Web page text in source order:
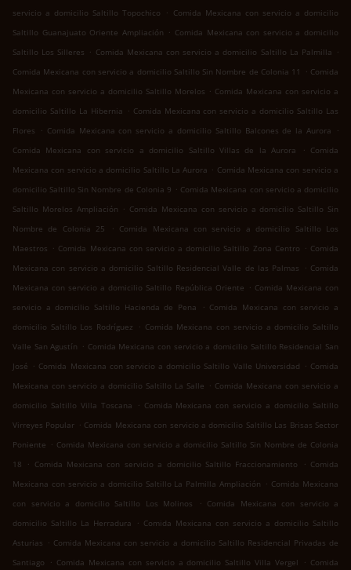
servicio a domicilio Saltillo Topochico
. Comida Mexicana con servicio a domicilio
Saltillo Guanajuato Oriente Ampliación . Comida Mexicana con servicio a domicilio
Saltillo Los Silleres . Comida Mexicana con servicio a domicilio Saltillo La Palmilla .
Comida Mexicana con servicio a domicilio Saltillo Sin Nombre de Colonia 11
. Comida
Mexicana con servicio a domicilio Saltillo Morelos . Comida Mexicana con servicio a
domicilio Saltillo La Hibernia . Comida Mexicana con servicio a domicilio Saltillo Las
Flores
. Comida Mexicana con servicio a domicilio Saltillo Balcones de la Aurora
.
Comida Mexicana con servicio a domicilio Saltillo Villas de la Aurora
. Comida
Mexicana con servicio a domicilio Saltillo La Aurora . Comida Mexicana con servicio a
domicilio Saltillo Sin Nombre de Colonia 9 . Comida Mexicana con servicio a domicilio
Saltillo Morelos Ampliación . Comida Mexicana con servicio a domicilio Saltillo Sin
Nombre de Colonia 25
. Comida Mexicana con servicio a domicilio Saltillo Los
Maestros . Comida Mexicana con servicio a domicilio Saltillo Zona Centro . Comida
Mexicana con servicio a domicilio Saltillo Residencial Valle de las Palmas
. Comida
Mexicana con servicio a domicilio Saltillo República Oriente . Comida Mexicana con
servicio a domicilio Saltillo Hacienda de Pena
. Comida Mexicana con servicio a
domicilio Saltillo Los Rodríguez
. Comida Mexicana con servicio a domicilio Saltillo
Valle San Agustín . Comida Mexicana con servicio a domicilio Saltillo Residencial San
José . Comida Mexicana con servicio a domicilio Saltillo Valle Universidad . Comida
Mexicana con servicio a domicilio Saltillo La Salle . Comida Mexicana con servicio a
domicilio Saltillo Villa Toscana
. Comida Mexicana con servicio a domicilio Saltillo
Virreyes Popular . Comida Mexicana con servicio a domicilio Saltillo Las Brisas Sector
Poniente . Comida Mexicana con servicio a domicilio Saltillo Sin Nombre de Colonia
18
. Comida Mexicana con servicio a domicilio Saltillo Fraccionamiento . Comida
Mexicana con servicio a domicilio Saltillo La Palmilla Ampliación . Comida Mexicana
con servicio a domicilio Saltillo Los Molinos
. Comida Mexicana con servicio a
domicilio Saltillo La Herradura
. Comida Mexicana con servicio a domicilio Saltillo
Asturias . Comida Mexicana con servicio a domicilio Saltillo Residencial Privadas de
Santiago
. Comida Mexicana con servicio a domicilio Saltillo Villa Vergel . Comida